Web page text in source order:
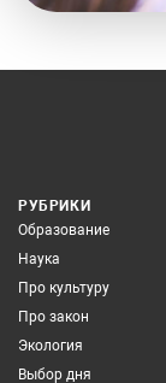
РУБРИКИ
Образование
Наука
Про культуру
Про закон
Экология
Выбор дня